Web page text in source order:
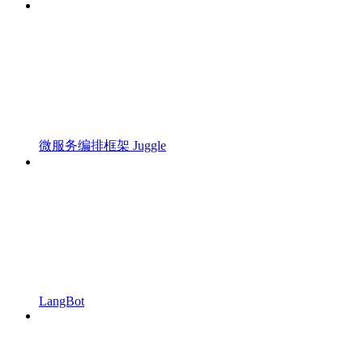
微服务编排框架 Juggle
LangBot